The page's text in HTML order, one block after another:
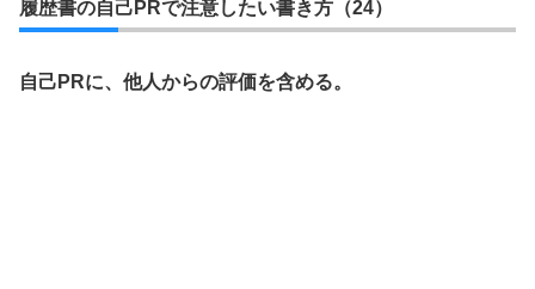
履歴書の自己PRで注意したい書き方（24）
自己PRに、他人からの評価を含める。